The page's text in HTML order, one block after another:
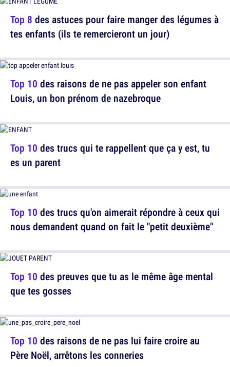
Top 10 des raisons de ne pas appeler son enfant
Louis, un bon prénom de nazebroque
Top 10 des trucs qu'on aimerait répondre à ceux qui
nous demandent quand on fait le "petit deuxième"
Top 10 des raisons de ne pas lui faire croire au
Père Noël, arrêtons les conneries
Top 8 des astuces pour faire manger des légumes à
tes enfants (ils te remercieront un jour)
Top 10 des trucs qui te rappellent que ça y est, tu
es un parent
Top 10 des preuves que tu as le même âge mental
que tes gosses